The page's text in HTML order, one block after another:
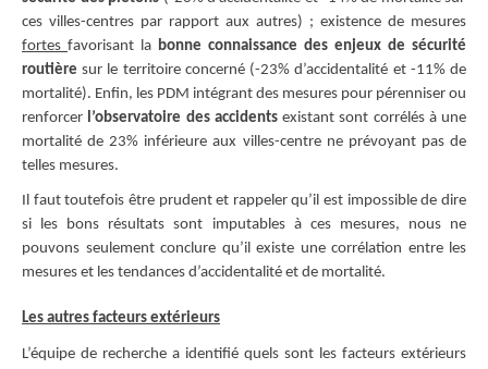
ces villes-centres par rapport aux autres) ; existence de mesures
fortes favorisant la bonne connaissance des enjeux de sécurité
routière sur le territoire concerné (-23% d’accidentalité et -11% de
mortalité). Enfin, les PDM intégrant des mesures pour pérenniser ou
renforcer l’observatoire des accidentsexistant sont corrélés à une
mortalité de 23% inférieure aux villes-centre ne prévoyant pas de
telles mesures.
Il faut toutefois être prudent et rappeler qu’il est impossible de dire
si les bons résultats sont imputables à ces mesures, nous ne
pouvons seulement conclure qu’il existe une corrélation entre les
mesures et les tendances d’accidentalité et de mortalité.
Les autres facteurs extérieurs
L’équipe de recherche a identifié quels sont les facteurs extérieurs